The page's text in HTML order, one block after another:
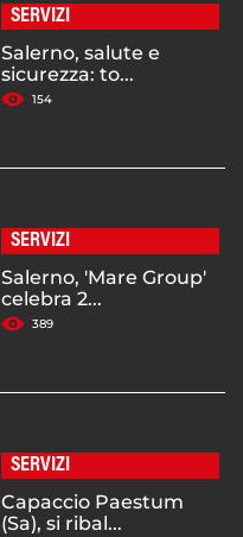
SERVIZI
Salerno, salute e
sicurezza: to...
154
SERVIZI
Salerno, 'Mare Group'
celebra 2...
389
SERVIZI
Capaccio Paestum
(Sa), si ribal...